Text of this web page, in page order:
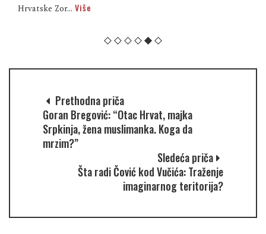
Hrvatske Zor... Više
Prethodna priča
Goran Bregović: “Otac Hrvat, majka
Srpkinja, žena muslimanka. Koga da
mrzim?”
Sledeća priča
Šta radi Čović kod Vučića: Traženje
imaginarnog teritorija?